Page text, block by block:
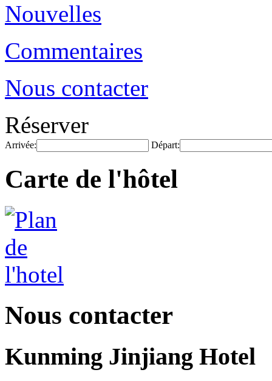
Nouvelles
Commentaires
Nous contacter
Réserver
Arrivée: Départ:
Carte de l'hôtel
Nous contacter
Kunming Jinjiang Hotel